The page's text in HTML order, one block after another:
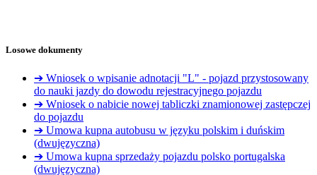
Losowe dokumenty
➔ Wniosek o wpisanie adnotacji "L" - pojazd przystosowany
do nauki jazdy do dowodu rejestracyjnego pojazdu
➔ Wniosek o nabicie nowej tabliczki znamionowej zastępczej
do pojazdu
➔ Umowa kupna autobusu w języku polskim i duńskim
(dwujęzyczna)
➔ Umowa kupna sprzedaży pojazdu polsko portugalska
(dwujęzyczna)